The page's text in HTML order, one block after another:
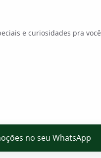
e curiosidades pra você
no seu WhatsApp